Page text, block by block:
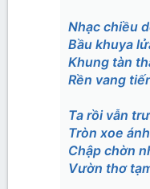
Nhạc chiều
Bầu khuya
Khung tàn
Rền vang
Ta rồi vẫn
Tròn xoe
Chập chờn
Vườn thơ